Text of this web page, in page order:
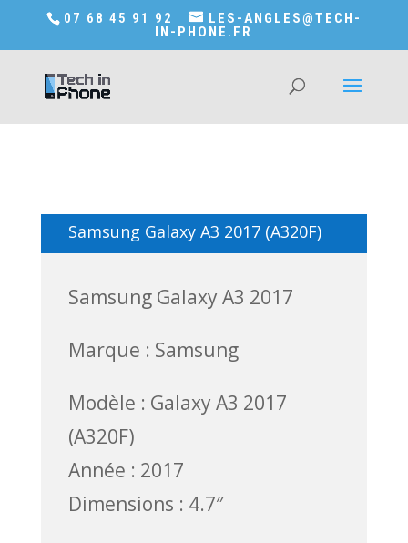
Accédez a Shop-in-tech-in-phone
07 68 45 91 92
LES-ANGLES@TECH-
IN-PHONE.FR
Samsung Galaxy A3 2017 (A320F)
Samsung Galaxy A3 2017
Marque : Samsung
Modèle : Galaxy A3 2017
(A320F)
Année : 2017
Dimensions : 4.7″